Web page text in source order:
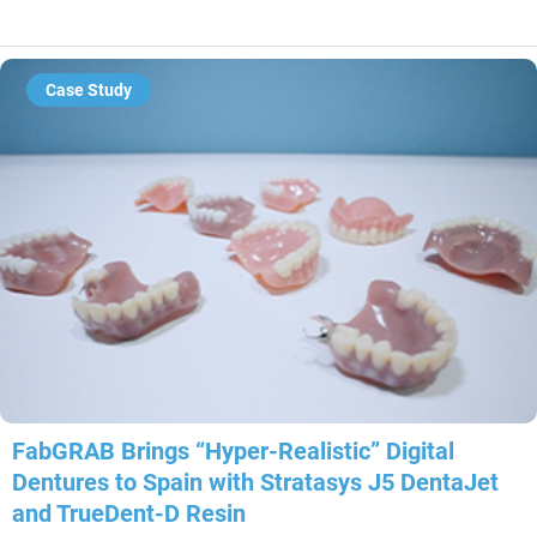
Case Study
FabGRAB Brings “Hyper-Realistic” Digital
Dentures to Spain with Stratasys J5 DentaJet
and TrueDent-D Resin